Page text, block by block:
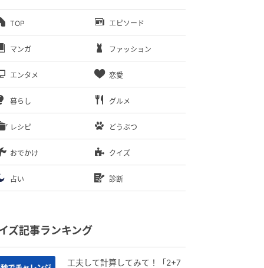
TOP エピソード
マンガ ファッション
エンタメ 恋愛
暮らし グルメ
レシピ どうぶつ
おでかけ クイズ
占い 診断
ズ記事ランキング
工夫して計算してみて！「2+7